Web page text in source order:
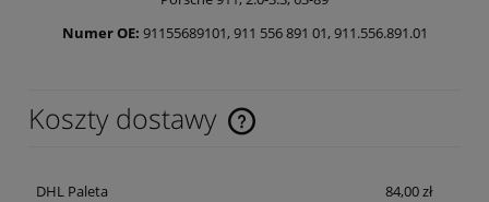
Numer OE: 91155689101, 911 556 891 01, 911.556.891.01
Koszty dostawy
Cena nie zawiera ewentualnych kosztów płatności
DHL Paleta 84,00 zł